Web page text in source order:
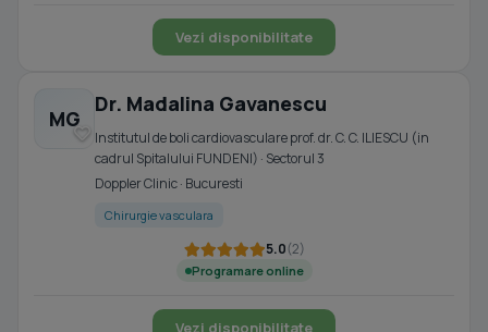
Vezi disponibilitate
MG
Dr. Madalina Gavanescu
Institutul de boli cardiovasculare prof. dr. C. C. ILIESCU (in
cadrul Spitalului FUNDENI) · Sectorul 3
Doppler Clinic · Bucuresti
Chirurgie vasculara
5.0(2)
Programare online
Vezi disponibilitate